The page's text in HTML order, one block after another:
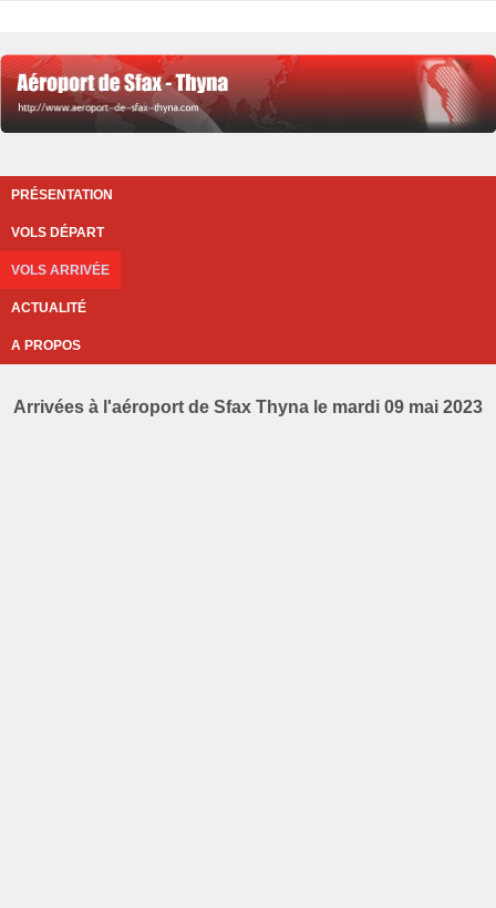
PRÉSENTATION
VOLS DÉPART
VOLS ARRIVÉE
ACTUALITÉ
A PROPOS
Arrivées à l'aéroport de Sfax Thyna le mardi 09 mai 2023